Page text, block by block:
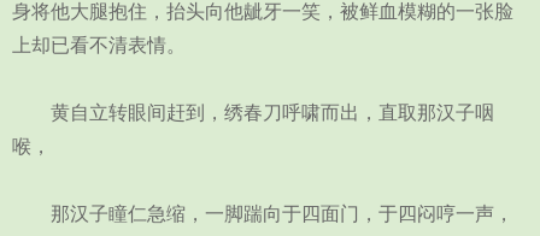
身将他大腿抱住，抬头向他龇牙一笑，被鲜血模糊的一张脸
上却已看不清表情。
黄自立转眼间赶到，绣春刀呼啸而出，直取那汉子咽
喉，
那汉子瞳仁急缩，一脚踹向于四面门，于四闷哼一声，